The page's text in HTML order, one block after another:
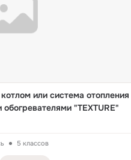
или система отопления
"TEXTURE"
5 классов